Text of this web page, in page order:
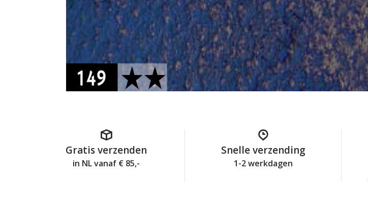
Gratis verzenden
in NL vanaf € 85,-
Snelle verzending
1-2 werkdagen